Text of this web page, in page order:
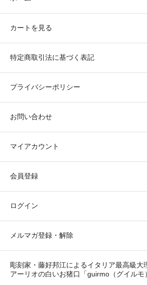
カートを見る
特定商取引法に基づく表記
プライバシーポリシー
お問い合わせ
マイアカウント
会員登録
ログイン
メルマガ登録・解除
彫刻家・藤好邦江によるイタリア最高級大
アーリオの白いお猪口「guirmo（グイルモ